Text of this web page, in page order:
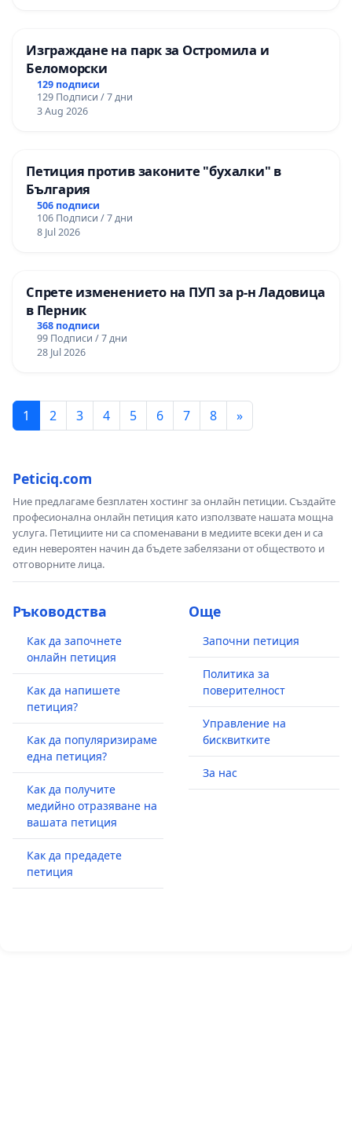
Изграждане на парк за Остромила и
Беломорски
129 подписи
129 Подписи / 7 дни
3 Aug 2026
Петиция против законите "бухалки" в
България
506 подписи
106 Подписи / 7 дни
8 Jul 2026
Спрете изменението на ПУП за р-н Ладовица
в Перник
368 подписи
99 Подписи / 7 дни
28 Jul 2026
1 2 3 4 5 6 7 8 »
Peticiq.com
Ние предлагаме безплатен хостинг за онлайн петиции. Създайте
професионална онлайн петиция като използвате нашата мощна
услуга. Петициите ни са споменавани в медиите всеки ден и са
един невероятен начин да бъдете забелязани от обществото и
отговорните лица.
Ръководства
Как да започнете
онлайн петиция
Как да напишете
петиция?
Как да популяризираме
една петиция?
Как да получите
медийно отразяване на
вашата петиция
Как да предадете
петиция
Още
Започни петиция
Политика за
поверителност
Управление на
бисквитките
За нас